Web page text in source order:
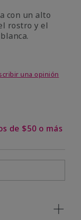
con un alto
rostro y el
una opinión
de $50 o más